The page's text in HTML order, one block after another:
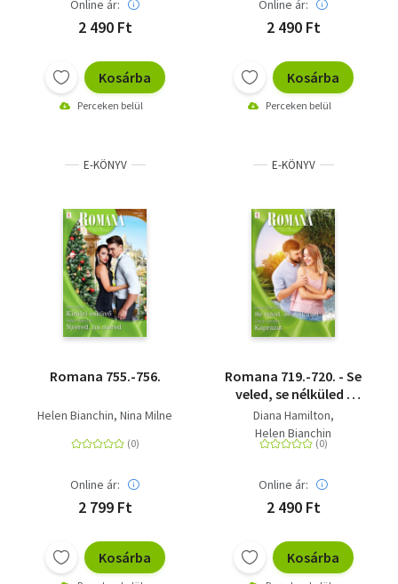
Online ár:
2 490 Ft
Kosárba
Perceken belül
Online ár:
2 490 Ft
Kosárba
Perceken belül
E-KÖNYV
Romana 755.-756.
Helen Bianchin Nina Milne
Online ár:
2 799 Ft
Kosárba
E-KÖNYV
Romana 719.-720. - Se
veled, se nélküled ;
Káprázat
Diana Hamilton
Helen Bianchin
Online ár:
2 490 Ft
Kosárba